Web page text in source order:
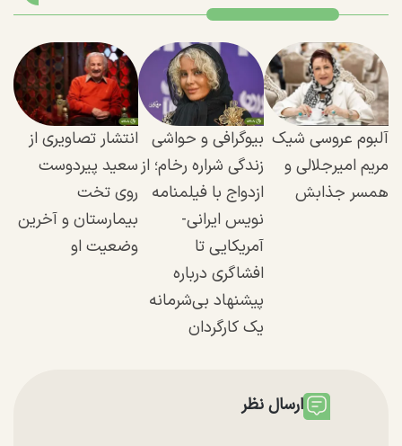
آلبوم عروسی شیک
مریم امیرجلالی و
همسر جذابش
بیوگرافی و حواشی
زندگی شراره رخام؛ از
ازدواج با فیلمنامه
نویس ایرانی-
آمریکایی تا
افشاگری درباره
پیشنهاد بی‌شرمانه
یک کارگردان
انتشار تصاویری از
سعید پیردوست
روی تخت
بیمارستان و آخرین
وضعیت او
ارسال نظر